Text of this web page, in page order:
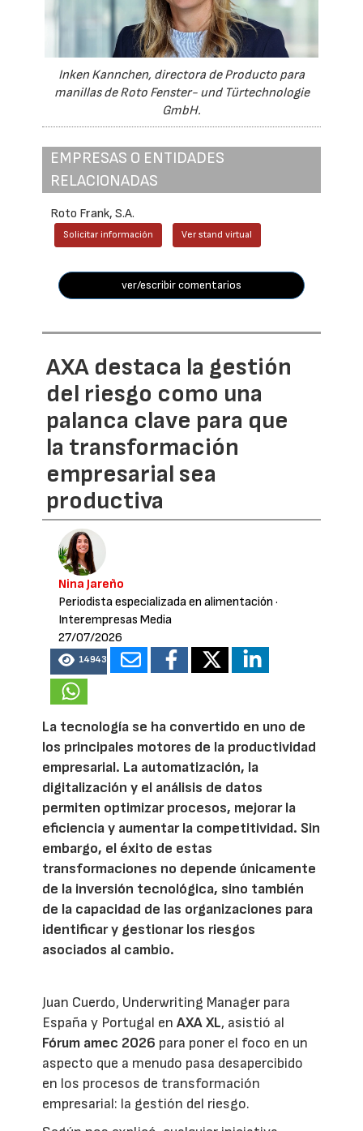
Inken Kannchen, directora de Producto para
manillas de Roto Fenster- und Türtechnologie
GmbH.
EMPRESAS O ENTIDADES
RELACIONADAS
Roto Frank, S.A.
Solicitar información Ver stand virtual
ver/escribir comentarios
AXA destaca la gestión
del riesgo como una
palanca clave para que
la transformación
empresarial sea
productiva
Nina Jareño
Periodista especializada en alimentación ·
Interempresas Media
27/07/2026
14943
La tecnología se ha convertido en uno de
los principales motores de la productividad
empresarial. La automatización, la
digitalización y el análisis de datos
permiten optimizar procesos, mejorar la
eficiencia y aumentar la competitividad. Sin
embargo, el éxito de estas
transformaciones no depende únicamente
de la inversión tecnológica, sino también
de la capacidad de las organizaciones para
identificar y gestionar los riesgos
asociados al cambio.
Juan Cuerdo, Underwriting Manager para
España y Portugal enAXA XL, asistió al
Fórum amec 2026 para poner el foco en un
aspecto que a menudo pasa desapercibido
en los procesos de transformación
empresarial: la gestión del riesgo.